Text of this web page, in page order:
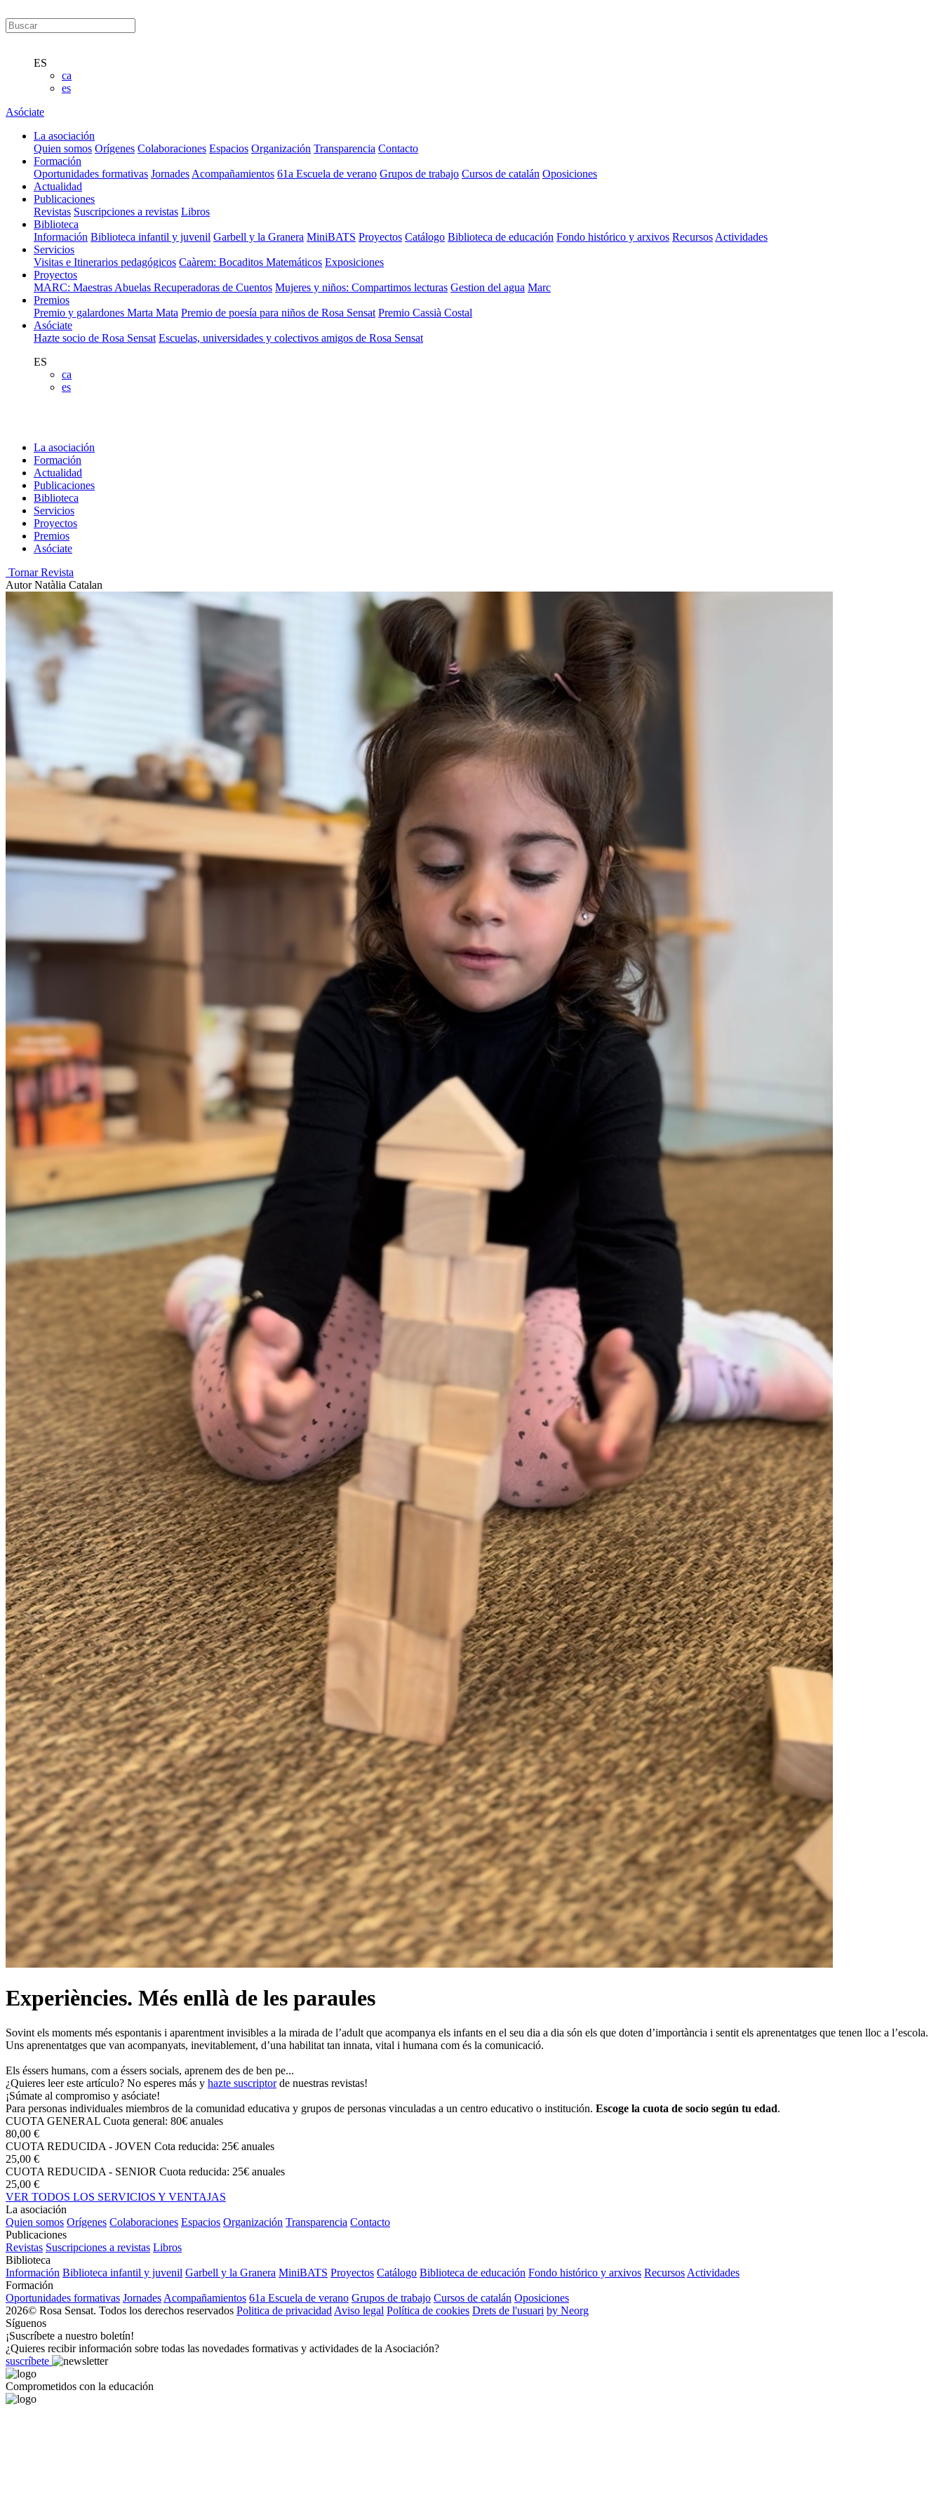
ES
ca
es
Asóciate
La asociación
Quien somos Orígenes Colaboraciones Espacios Organización Transparencia Contacto
Formación
Oportunidades formativas Jornades Acompañamientos 61a Escuela de verano Grupos de trabajo Cursos de catalán Oposiciones
Actualidad
Publicaciones
Revistas Suscripciones a revistas Libros
Biblioteca
Información Biblioteca infantil y juvenil Garbell y la Granera MiniBATS Proyectos Catálogo Biblioteca de educación Fondo histórico y arxivos Recursos Actividades
Servicios
Visitas e Itinerarios pedagógicos Caàrem: Bocaditos Matemáticos Exposiciones
Proyectos
MARC: Maestras Abuelas Recuperadoras de Cuentos Mujeres y niños: Compartimos lecturas Gestion del agua Marc
Premios
Premio y galardones Marta Mata Premio de poesía para niños de Rosa Sensat Premio Cassià Costal
Asóciate
Hazte socio de Rosa Sensat Escuelas, universidades y colectivos amigos de Rosa Sensat
ES
ca
es
La asociación
Formación
Actualidad
Publicaciones
Biblioteca
Servicios
Proyectos
Premios
Asóciate
Tornar Revista
Autor Natàlia Catalan
Experiències. Més enllà de les paraules
Sovint els moments més espontanis i aparentment invisibles a la mirada de l’adult que acompanya els infants en el seu dia a dia són els que doten d’importància i sentit els aprenentatges que tenen lloc a l’escola.
Uns aprenentatges que van acompanyats, inevitablement, d’una habilitat tan innata, vital i humana com és la comunicació.
Els éssers humans, com a éssers socials, aprenem des de ben pe...
¿Quieres leer este artículo? No esperes más y hazte suscriptor de nuestras revistas!
¡Súmate al compromiso y asóciate!
Para personas individuales miembros de la comunidad educativa y grupos de personas vinculadas a un centro educativo o institución. Escoge la cuota de socio según tu edad.
CUOTA GENERAL Cuota general: 80€ anuales
80,00 €
CUOTA REDUCIDA - JOVEN Cota reducida: 25€ anuales
25,00 €
CUOTA REDUCIDA - SENIOR Cuota reducida: 25€ anuales
25,00 €
VER TODOS LOS SERVICIOS Y VENTAJAS
La asociación
Quien somos Orígenes Colaboraciones Espacios Organización Transparencia Contacto
Publicaciones
Revistas Suscripciones a revistas Libros
Biblioteca
Información Biblioteca infantil y juvenil Garbell y la Granera MiniBATS Proyectos Catálogo Biblioteca de educación Fondo histórico y arxivos Recursos Actividades
Formación
Oportunidades formativas Jornades Acompañamientos 61a Escuela de verano Grupos de trabajo Cursos de catalán Oposiciones
2026© Rosa Sensat. Todos los derechos reservados Politica de privacidad Aviso legal Política de cookies Drets de l'usuari by Neorg
Síguenos
¡Suscríbete a nuestro boletín!
¿Quieres recibir información sobre todas las novedades formativas y actividades de la Asociación?
suscríbete
Comprometidos con la educación